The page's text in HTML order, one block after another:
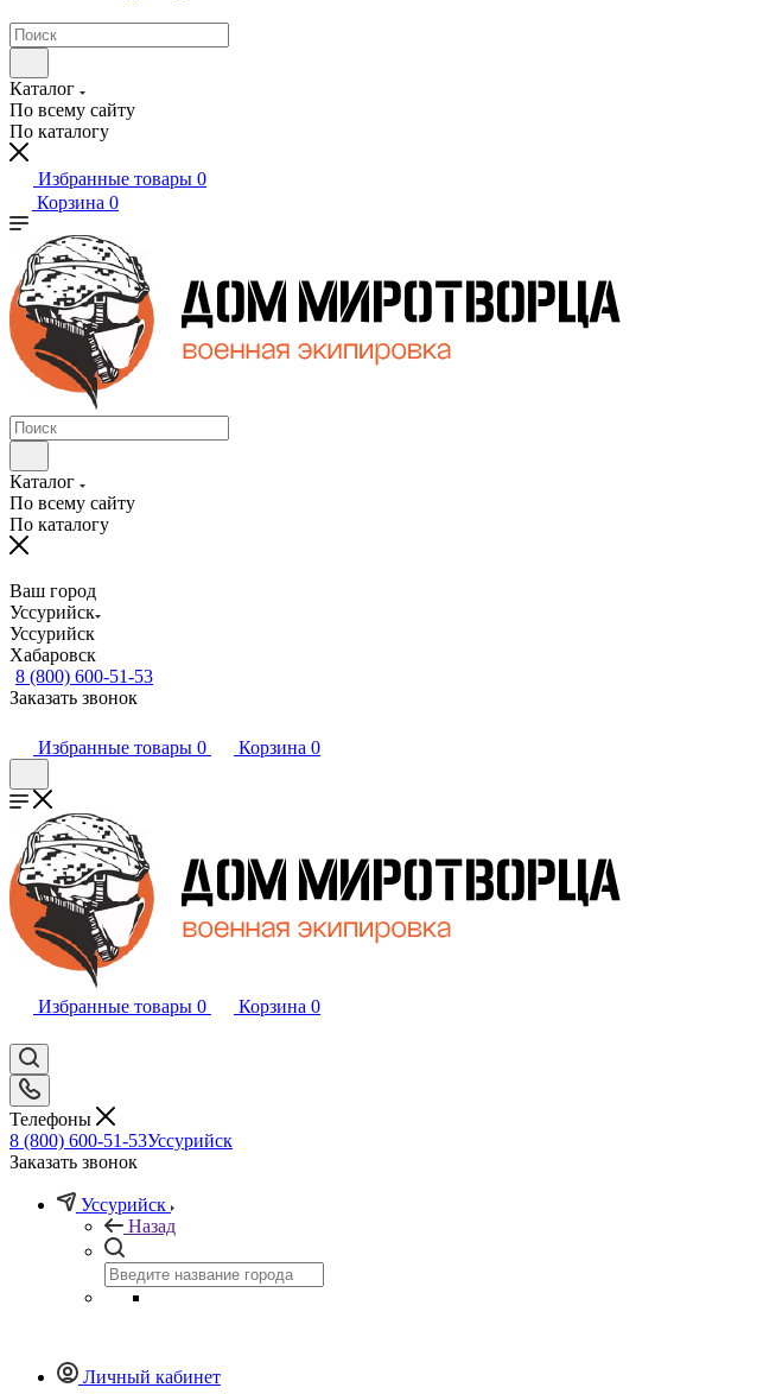
Каталог
По всему сайту
По каталогу
Избранные товары 0
Корзина 0
Каталог
По всему сайту
По каталогу
Ваш город
Уссурийск
Уссурийск
Хабаровск
8 (800) 600-51-53
Заказать звонок
Избранные товары 0 Корзина 0
Избранные товары 0 Корзина 0
Телефоны
8 (800) 600-51-53Уссурийск
Заказать звонок
Уссурийск
Назад
Личный кабинет